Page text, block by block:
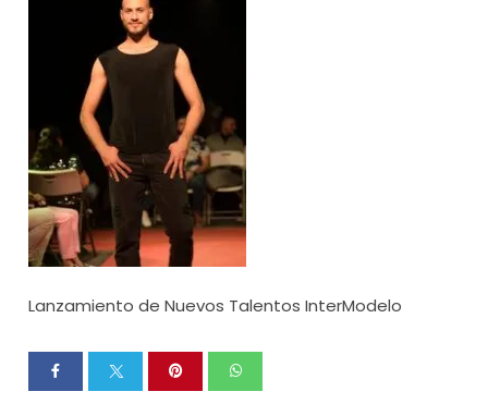
Lanzamiento de Nuevos Talentos InterModelo